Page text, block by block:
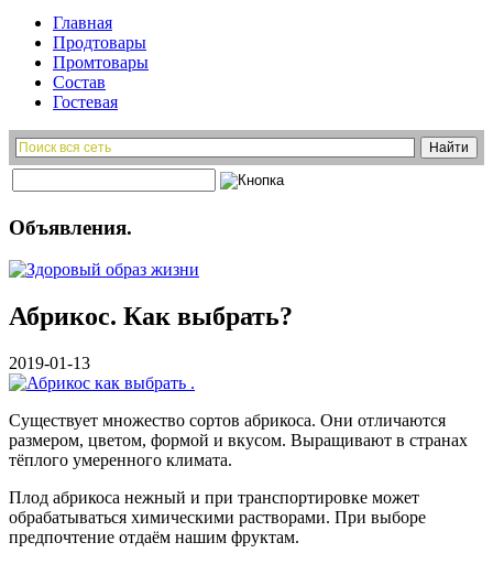
Главная
Продтовары
Промтовары
Состав
Гостевая
Объявления.
Абрикос. Как выбрать?
2019-01-13
Существует множество сортов абрикоса. Они отличаются
размером, цветом, формой и вкусом. Выращивают в странах
тёплого умеренного климата.
Плод абрикоса нежный и при транспортировке может
обрабатываться химическими растворами. При выборе
предпочтение отдаём нашим фруктам.